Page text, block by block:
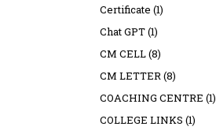
Certificate (1)
Chat GPT(1)
CM CELL(8)
CM LETTER(8)
COACHING CENTRE (1)
COLLEGE LINKS (1)